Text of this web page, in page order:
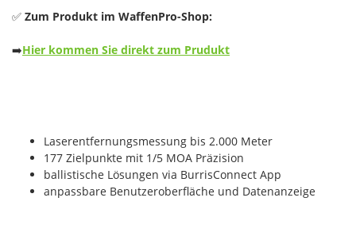
✅ Zum Produkt im WaffenPro-Shop:
➡️Hier kommen Sie direkt zum Prudukt
Laserentfernungsmessung bis 2.000 Meter
177 Zielpunkte mit 1/5 MOA Präzision
ballistische Lösungen via BurrisConnect App
anpassbare Benutzeroberfläche und Datenanzeige